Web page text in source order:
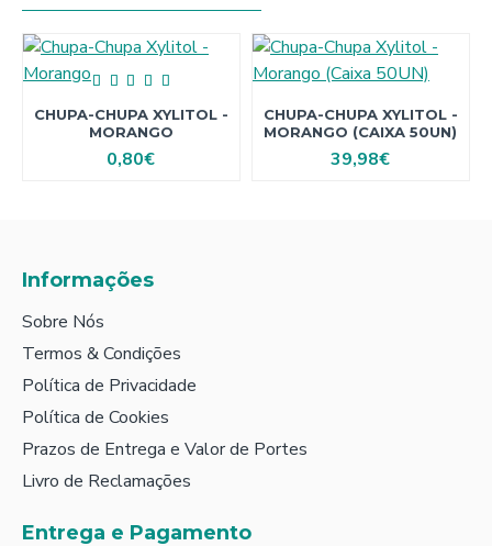
CHUPA-CHUPA XYLITOL -
MORANGO
0,80€
CHUPA-CHUPA XYLITOL -
MORANGO (CAIXA 50UN)
39,98€
Informações
Sobre Nós
Termos & Condições
Política de Privacidade
Política de Cookies
Prazos de Entrega e Valor de Portes
Livro de Reclamações
Entrega e Pagamento